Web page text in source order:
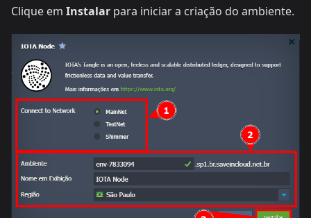
Clique em Instalar para iniciar a criação do ambiente.